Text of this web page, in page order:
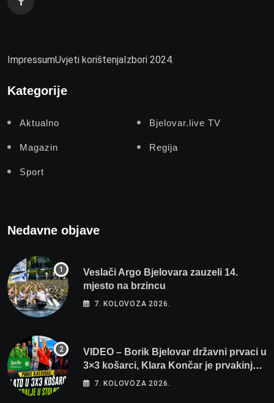
ImpressumUvjeti korištenjaIzbori 2024.
Kategorije
Aktualno Bjelovar.live TV
Magazin Regija
Sport
Nedavne objave
Veslači Argo Bjelovara zauzeli 14.
mjesto na brzincu
7. KOLOVOZA 2026.
VIDEO – Borik Bjelovar državni prvaci u
3×3 košarci, Klara Končar je prvakinja
Hrvatske u stolnom tenisu!
7. KOLOVOZA 2026.